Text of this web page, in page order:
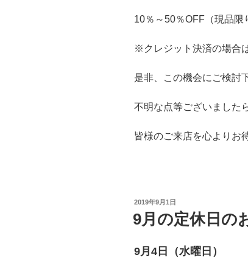
10％～50％OFF（現品限
※クレジット決済の場合
是非、この機会にご検討
不明な点等ございました
皆様のご来店を心よりお
投
日:
2019年9月1日
9月の定休日の
9月4日（水曜日）